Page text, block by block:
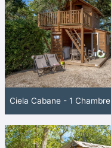
Ciela Cabane - 1 Chambre